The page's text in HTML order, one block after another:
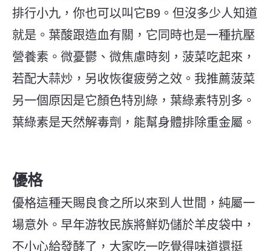
排行小九，你也可以叫它B9。但沒多少人知道
就是。 葉酸跟造血有關，它同時也是一種抗壓
營養素。微憂鬱、微焦慮時刻，菠菜吃起來，
若配大蒜炒，另收恢復疲勞之效。我推薦菠菜
另一個原因是它顏色特別綠，葉綠素特別多。
葉綠素是天然解毒劑，能幫身體排除重金屬。
優格
優格這種天賜良食之所以來到人世間，純屬一
場意外。早年游牧民族將鮮奶儲於羊皮袋中，
不小心給發酵了，大家吃一吃覺得味道還挺